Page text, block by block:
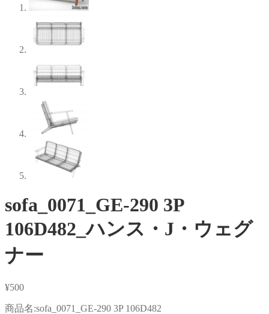
sofa_0071_GE-290 3P
106D482_ハンス・J・ウェグ
ナー
¥500
商品名:sofa_0071_GE-290 3P 106D482